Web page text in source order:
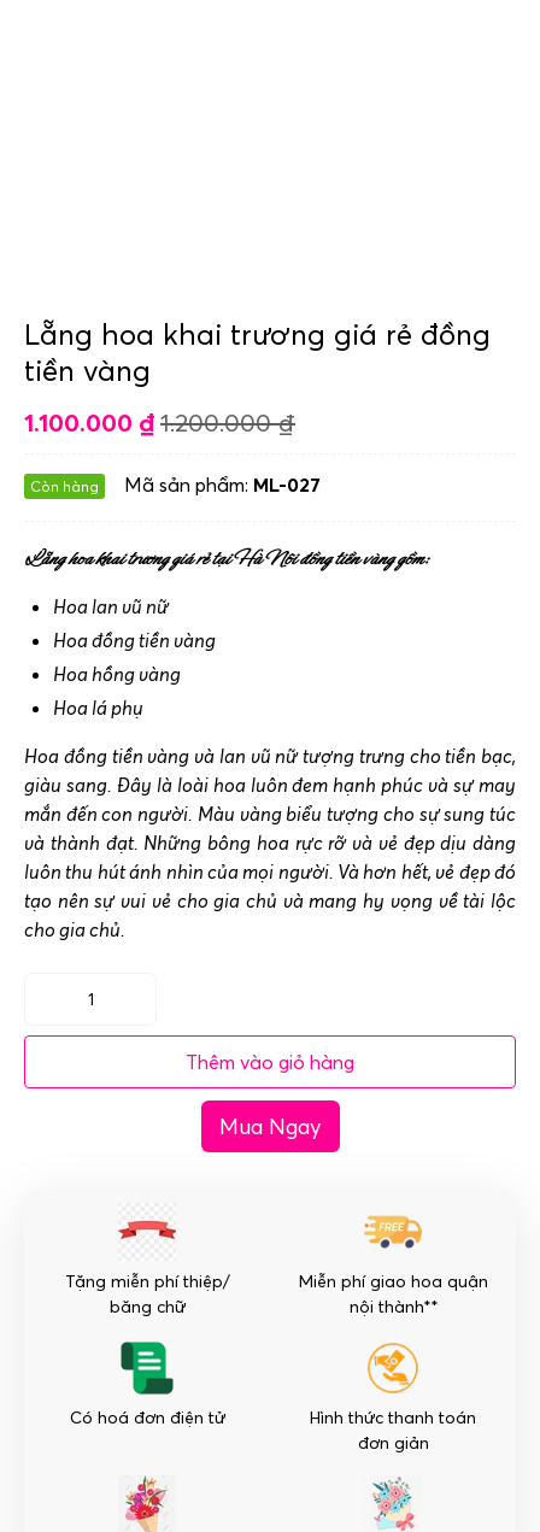
Lẵng hoa khai trương giá rẻ đồng
tiền vàng
1.100.000 ₫ 1.200.000₫
Còn hàng Mã sản phẩm: ML-027
Lẵng hoa khai trương giá rẻ tại Hà Nội đồng tiền vàng gồm:
Hoa lan vũ nữ
Hoa đồng tiền vàng
Hoa hồng vàng
Hoa lá phụ
Hoa đồng tiền vàng và lan vũ nữ tượng trưng cho tiền bạc,
giàu sang. Đây là loài hoa luôn đem hạnh phúc và sự may
mắn đến con người. Màu vàng biểu tượng cho sự sung túc
và thành đạt. Những bông hoa rực rỡ và vẻ đẹp dịu dàng
luôn thu hút ánh nhìn của mọi người. Và hơn hết, vẻ đẹp đó
tạo nên sự vui vẻ cho gia chủ và mang hy vọng về tài lộc
cho gia chủ.
Lẵng
hoa
vàng
lượng
Thêm vào giỏ hàng
Mua Ngay
Tặng miễn phí thiệp/
băng chữ
Miễn phí giao hoa quận
nội thành**
Có hoá đơn điện tử
Hình thức thanh toán
đơn giản